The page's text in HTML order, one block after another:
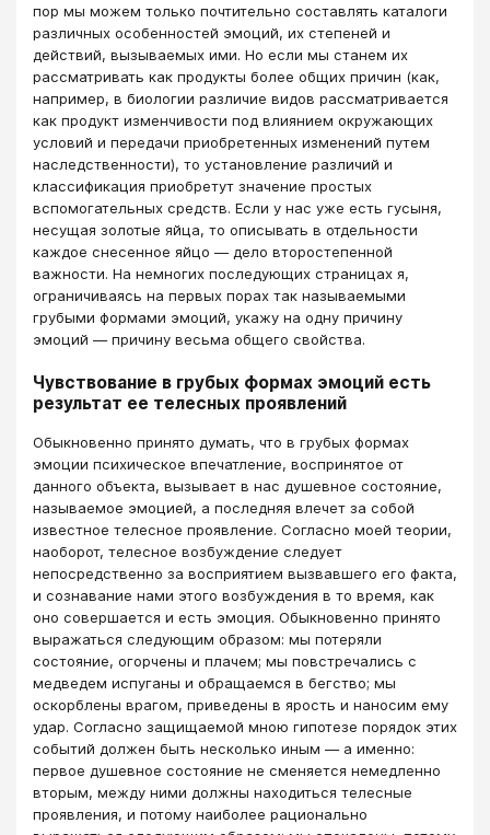
пор мы можем только почтительно составлять каталоги
различных особенностей эмоций, их степеней и
действий, вызываемых ими. Но если мы станем их
рассматривать как продукты более общих причин (как,
например, в биологии различие видов рассматривается
как продукт изменчивости под влиянием окружающих
условий и передачи приобретенных изменений путем
наследственности), то установление различий и
классификация приобретут значение простых
вспомогательных средств. Если у нас уже есть гусыня,
несущая золотые яйца, то описывать в отдельности
каждое снесенное яйцо — дело второстепенной
важности. На немногих последующих страницах я,
ограничиваясь на первых порах так называемыми
грубыми формами эмоций, укажу на одну причину
эмоций — причину весьма общего свойства.
Чувствование в грубых формах эмоций есть
результат ее телесных проявлений
Обыкновенно принято думать, что в грубых формах
эмоции психическое впечатление, воспринятое от
данного объекта, вызывает в нас душевное состояние,
называемое эмоцией, а последняя влечет за собой
известное телесное проявление. Согласно моей теории,
наоборот, телесное возбуждение следует
непосредственно за восприятием вызвавшего его факта,
и сознавание нами этого возбуждения в то время, как
оно совершается и есть эмоция. Обыкновенно принято
выражаться следующим образом: мы потеряли
состояние, огорчены и плачем; мы повстречались с
медведем испуганы и обращаемся в бегство; мы
оскорблены врагом, приведены в ярость и наносим ему
удар. Согласно защищаемой мною гипотезе порядок этих
событий должен быть несколько иным — а именно:
первое душевное состояние не сменяется немедленно
вторым, между ними должны находиться телесные
проявления, и потому наиболее рационально